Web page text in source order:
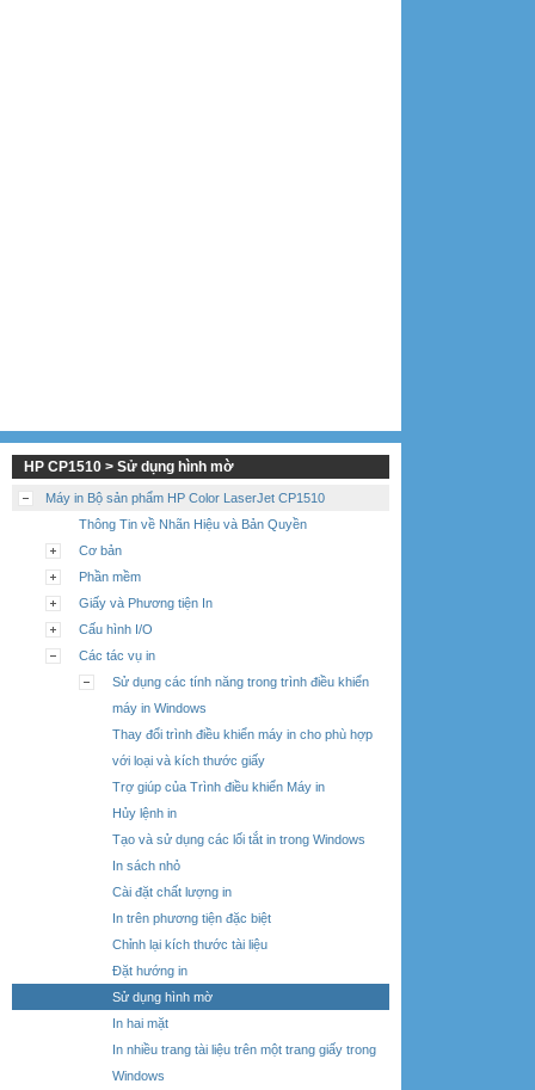
HP CP1510 > Sử dụng hình mờ
Máy in Bộ sản phẩm HP Color LaserJet CP1510
Thông Tin về Nhãn Hiệu và Bản Quyền
Cơ bản
Phần mềm
Giấy và Phương tiện In
Cấu hình I/O
Các tác vụ in
Sử dụng các tính năng trong trình điều khiển
máy in Windows
Thay đổi trình điều khiển máy in cho phù hợp
với loại và kích thước giấy
Trợ giúp của Trình điều khiển Máy in
Hủy lệnh in
Tạo và sử dụng các lối tắt in trong Windows
In sách nhỏ
Cài đặt chất lượng in
In trên phương tiện đặc biệt
Chỉnh lại kích thước tài liệu
Đặt hướng in
Sử dụng hình mờ
In hai mặt
In nhiều trang tài liệu trên một trang giấy trong
Windows